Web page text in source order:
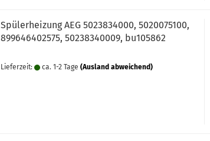
Spülerheizung AEG 5023834000, 5020075100,
899646402575, 50238340009, bu105862
Lieferzeit: ca. 1-2 Tage (Ausland abweichend)